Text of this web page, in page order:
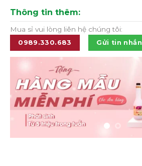
Thông tin thêm:
Mua sỉ vui lòng liên hệ chúng tôi:
0989.330.683 Gửi tin nhắn